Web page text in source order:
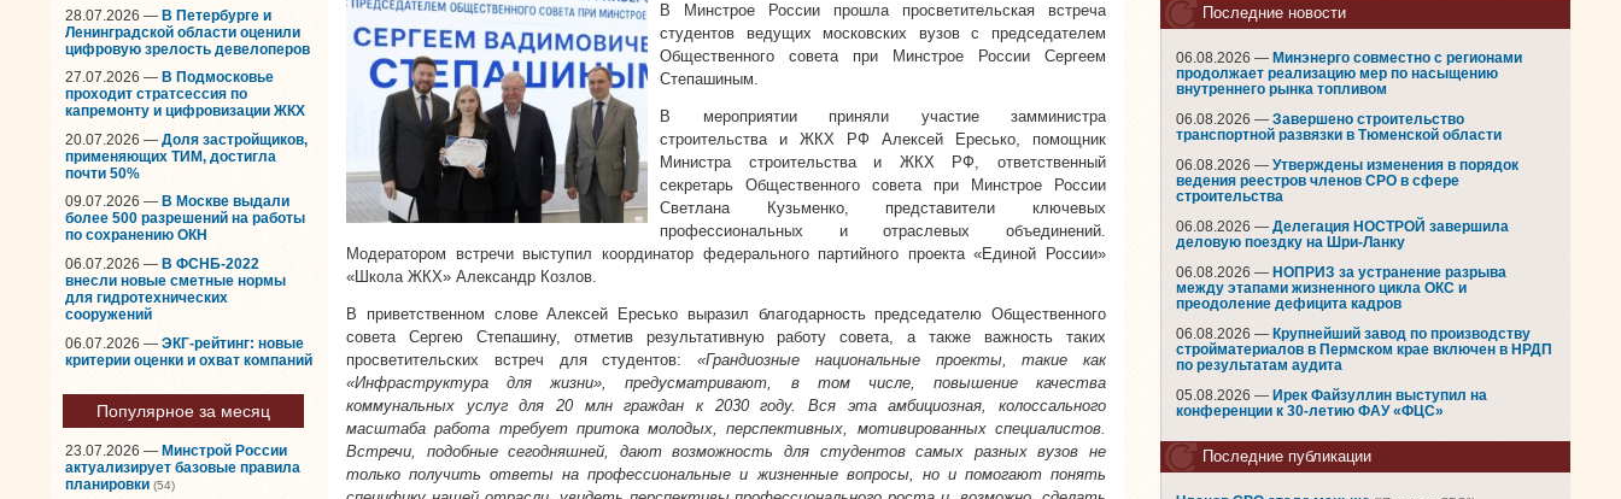
28.07.2026 — В Петербурге и
Ленинградской области оценили
цифровую зрелость девелоперов
27.07.2026 — В Подмосковье
проходит стратсессия по
капремонту и цифровизации ЖКХ
20.07.2026 — Доля застройщиков,
применяющих ТИМ, достигла
почти 50%
09.07.2026 — В Москве выдали
более 500 разрешений на работы
по сохранению ОКН
06.07.2026 — В ФСНБ-2022
внесли новые сметные нормы
для гидротехнических
сооружений
06.07.2026 — ЭКГ-рейтинг: новые
критерии оценки и охват компаний
Популярное за месяц
23.07.2026 — Минстрой России
актуализирует базовые правила
планировки (54)
В Минстрое России прошла просветительская встреча
студентов ведущих московских вузов с председателем
Общественного совета при Минстрое России Сергеем
Степашиным.
В мероприятии приняли участие замминистра
строительства и ЖКХ РФ Алексей Ересько, помощник
Министра строительства и ЖКХ РФ, ответственный
секретарь Общественного совета при Минстрое России
Светлана Кузьменко, представители ключевых
профессиональных и отраслевых объединений.
Модератором встречи выступил координатор федерального партийного проекта «Единой России»
«Школа ЖКХ» Александр Козлов.
В приветственном слове Алексей Ересько выразил благодарность председателю Общественного
совета Сергею Степашину, отметив результативную работу совета, а также важность таких
просветительских встреч для студентов: «Грандиозные национальные проекты, такие как
«Инфраструктура для жизни», предусматривают, в том числе, повышение качества
коммунальных услуг для 20 млн граждан к 2030 году. Вся эта амбициозная, колоссального
масштаба работа требует притока молодых, перспективных, мотивированных специалистов.
Встречи, подобные сегодняшней, дают возможность для студентов самых разных вузов не
только получить ответы на профессиональные и жизненные вопросы, но и помогают понять
Последние новости
06.08.2026 — Минэнерго совместно с регионами
продолжает реализацию мер по насыщению
внутреннего рынка топливом
06.08.2026 — Завершено строительство
транспортной развязки в Тюменской области
06.08.2026 — Утверждены изменения в порядок
ведения реестров членов СРО в сфере
строительства
06.08.2026 — Делегация НОСТРОЙ завершила
деловую поездку на Шри-Ланку
06.08.2026 — НОПРИЗ за устранение разрыва
между этапами жизненного цикла ОКС и
преодоление дефицита кадров
06.08.2026 — Крупнейший завод по производству
стройматериалов в Пермском крае включен в НРДП
по результатам аудита
05.08.2026 — Ирек Файзуллин выступил на
конференции к 30-летию ФАУ «ФЦС»
Последние публикации